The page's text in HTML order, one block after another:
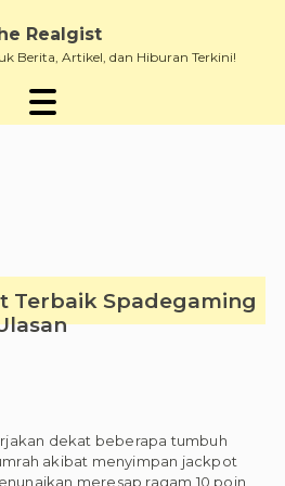
Realgist
Berita, Artikel, dan Hiburan Terkini!
Terbaik Spadegaming
dekat beberapa tumbuh
akibat menyimpan jackpot
meresap ragam 10 poin